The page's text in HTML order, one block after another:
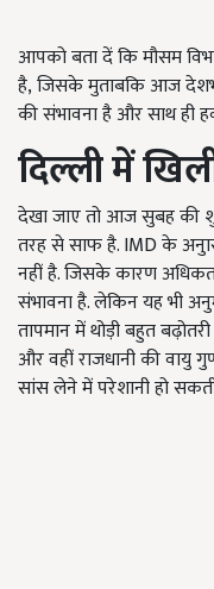
आपको बता दें कि मौसम
है, जिसके मुताबकि आज
की संभावना है और साथ ही
दिल्ली में
देखा जाए तो आज सुबह की
तरह से साफ है. IMD के
नहीं है. जिसके कारण
संभावना है. लेकिन यह भी
तापमान में थोड़ी बहुत
और वहीं राजधानी की वायु
सांस लेने में परेशानी हो